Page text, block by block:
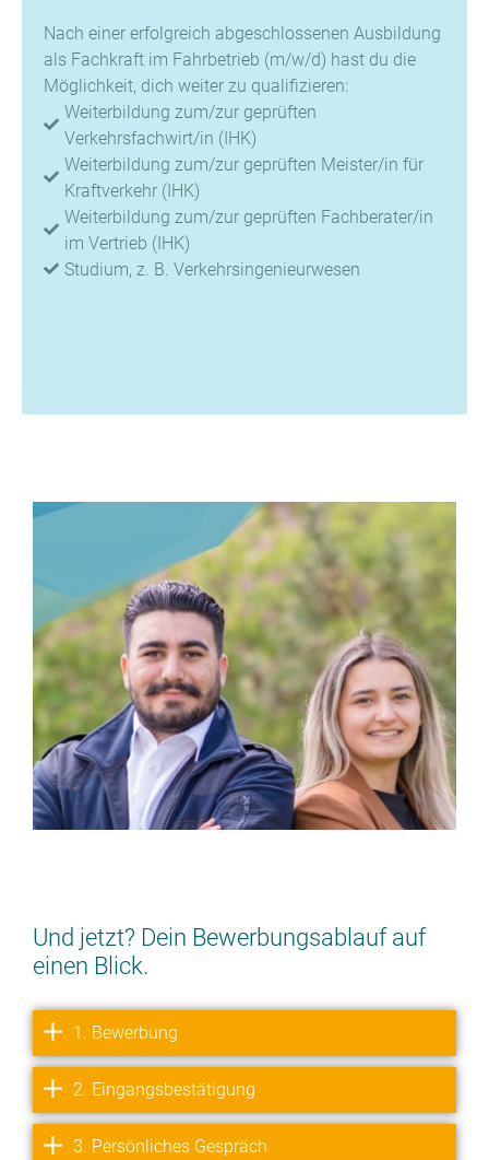
Nach einer erfolgreich abgeschlossenen Ausbildung
als Fachkraft im Fahrbetrieb (m/w/d) hast du die
Möglichkeit, dich weiter zu qualifizieren:
Weiterbildung zum/zur geprüften
Verkehrsfachwirt/in (IHK)
Weiterbildung zum/zur geprüften Meister/in für
Kraftverkehr (IHK)
Weiterbildung zum/zur geprüften Fachberater/in
im Vertrieb (IHK)
Studium, z. B. Verkehrsingenieurwesen
Und jetzt? Dein Bewerbungsablauf auf
einen Blick.
1. Bewerbung
2. Eingangsbestätigung
3. Persönliches Gespräch